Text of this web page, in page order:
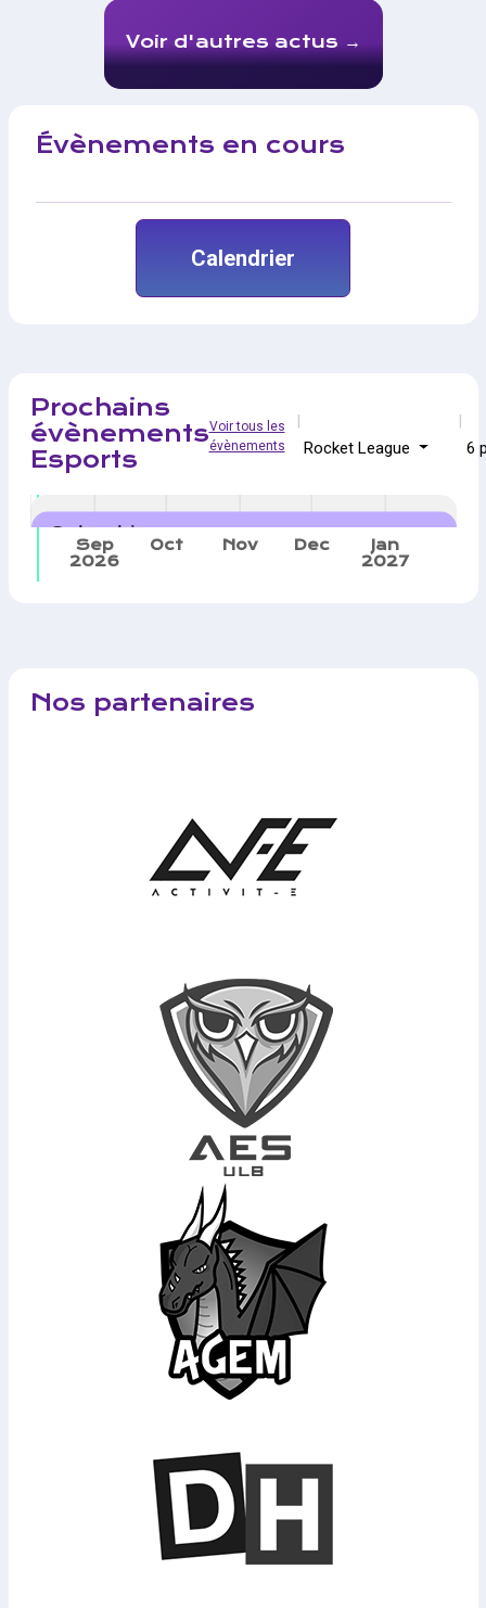
Voir d'autres actus
Évènements en cours
Calendrier
Prochains
évènements
Esports
Voir tous les
évènements
Rocket League 6
Sep
2026
Oct Nov Dec Jan
2027
Calendrier
Nos partenaires